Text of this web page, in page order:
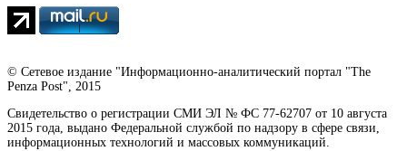
© Сетевое издание "Информационно-аналитический портал "The
Penza Post", 2015
Свидетельство о регистрации СМИ ЭЛ № ФС 77-62707 от 10 августа
2015 года, выдано Федеральной службой по надзору в сфере связи,
информационных технологий и массовых коммуникаций.